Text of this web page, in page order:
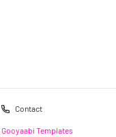
Contact
Gooyaabi Templates